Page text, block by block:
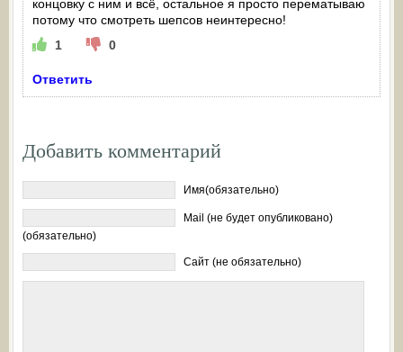
концовку с ним и всё, остальное я просто перематываю
потому что смотреть шепсов неинтересно!
1
0
Ответить
Добавить комментарий
Имя(обязательно)
Mail (не будет опубликовано)
(обязательно)
Сайт (не обязательно)